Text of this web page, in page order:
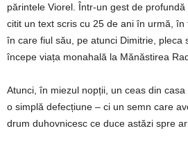
părintele Viorel. Într-un gest de
citit un text scris cu 25 de ani în urmă,
în care fiul său, pe atunci Dimitrie, pleca
începe viața monahală la Mănăstirea
Atunci, în miezul nopții, un ceas din
o simplă defecțiune – ci un semn care
drum duhovnicesc ce duce astăzi spre